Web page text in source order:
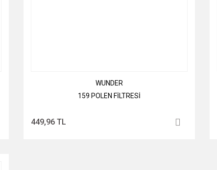
WUNDER
159 POLEN FİLTRESİ
449,96 TL